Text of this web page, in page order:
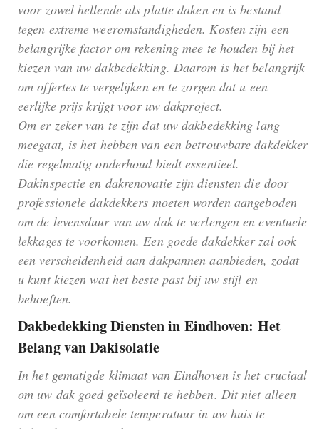
voor zowel hellende als platte daken en is bestand
tegen extreme weeromstandigheden. Kosten zijn een
belangrijke factor om rekening mee te houden bij het
kiezen van uw dakbedekking. Daarom is het belangrijk
om offertes te vergelijken en te zorgen dat u een
eerlijke prijs krijgt voor uw dakproject.
Om er zeker van te zijn dat uw dakbedekking lang
meegaat, is het hebben van een betrouwbare dakdekker
die regelmatig onderhoud biedt essentieel.
Dakinspectie en dakrenovatie zijn diensten die door
professionele dakdekkers moeten worden aangeboden
om de levensduur van uw dak te verlengen en eventuele
lekkages te voorkomen. Een goede dakdekker zal ook
een verscheidenheid aan dakpannen aanbieden, zodat
u kunt kiezen wat het beste past bij uw stijl en
behoeften.
Dakbedekking Diensten in Eindhoven: Het
Belang van Dakisolatie
In het gematigde klimaat van Eindhoven is het cruciaal
om uw dak goed geïsoleerd te hebben. Dit niet alleen
om een comfortabele temperatuur in uw huis te